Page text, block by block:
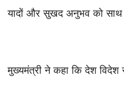
यादों और सुखद अनुभव को
मुख्यमंत्री ने कहा कि देश विदेश